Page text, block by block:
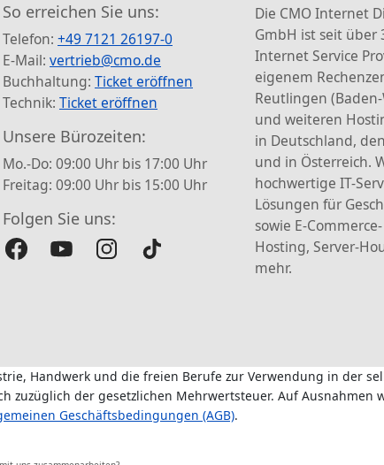
So erreichen Sie uns:
Telefon: +49 7121 26197-0
E-Mail: vertrieb@cmo.de
Buchhaltung: Ticket eröffnen
Technik: Ticket eröffnen
Unsere Bürozeiten:
Mo.-Do: 09:00 Uhr bis 17:00 Uhr
Freitag: 09:00 Uhr bis 15:00 Uhr
Folgen Sie uns:
Die CMO Internet
GmbH ist seit über
Internet Service
eigenem
Reutlingen
und weiteren
in Deutschland,
und in Österreich.
hochwertige IT-
Lösungen für
sowie E-
Hosting, Server-
mehr.
Handwerk und die freien Berufe zur Verwendung in der
zuzüglich der gesetzlichen Mehrwertsteuer. Auf
Geschäftsbedingungen (AGB).